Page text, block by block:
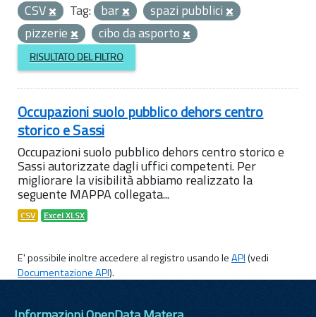
CSV
Tag: bar
spazi pubblici
pizzerie
cibo da asporto
RISULTATO DEL FILTRO
Occupazioni suolo pubblico dehors centro
storico e Sassi
Occupazioni suolo pubblico dehors centro storico e
Sassi autorizzate dagli uffici competenti. Per
migliorare la visibilità abbiamo realizzato la
seguente MAPPA collegata...
CSV Excel XLSX
E' possibile inoltre accedere al registro usando leAPI(vedi
Documentazione API).